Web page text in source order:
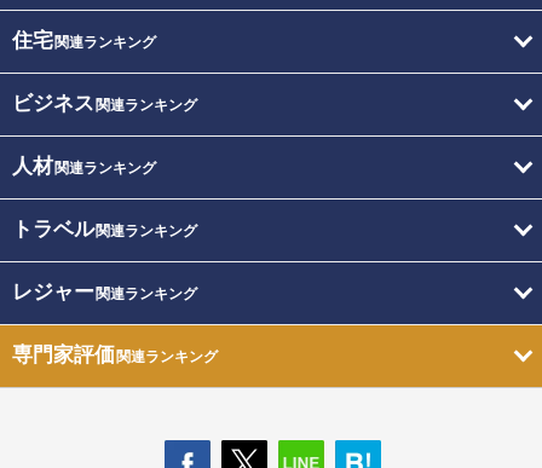
住宅関連ランキング
ビジネス 関連ランキング
人材関連ランキング
トラベル関連ランキング
レジャー関連ランキング
専門家評価関連ランキング